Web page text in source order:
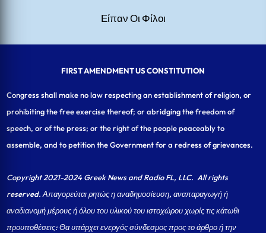
Είπαν Οι Φίλοι
FIRST AMENDMENT US CONSTITUTION
Congress shall make no law respecting an establishment of religion, or
prohibiting the free exercise thereof; or abridging the freedom of
speech, or of the press; or the right of the people peaceably to
assemble, and to petition the Government for a redress of grievances.
Copyright 2021-2024 Greek News and Radio FL, LLC. All rights
reserved. Απαγορεύται ρητώς η αναδημοσίευση, αναπαραγωγή ή
αναδιανομή μέρους ή όλου του υλικού του ιστοχώρου χωρίς τις κάτωθι
προυποθέσεις: Θα υπάρχει ενεργός σύνδεσμος προς το άρθρο ή την